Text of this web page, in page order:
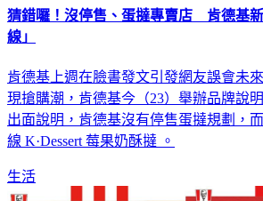
猜錯囉！沒停售、蛋撻專賣店 肯德基
線」
肯德基上週在臉書發文引發網友誤會未
現搶購潮，肯德基今（23）舉辦品牌說
出面說明，肯德基沒有停售蛋撻規劃，
線 K·Dessert 莓果奶酥撻 。
生活